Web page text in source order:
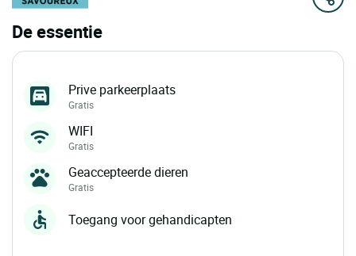
De essentie
Prive parkeerplaats
Gratis
WIFI
Gratis
Geaccepteerde dieren
Gratis
Toegang voor gehandicapten